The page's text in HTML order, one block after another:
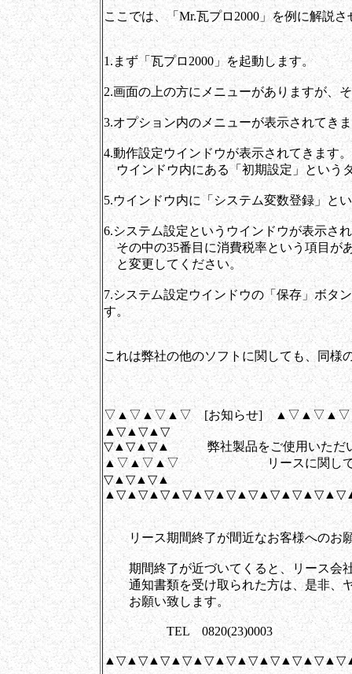
ここでは、「Mr.瓦プロ2000」を例に解説
1.まず「瓦プロ2000」を起動します。
2.画面の上の方にメニューがありますが、
3.オプション内のメニューが表示されてき
4.動作設定ウインドウが表示されてきます。
ウインドウ内にある「初期設定」という
5.ウインドウ内に「システム変数登録」と
6.システム設定というウインドウが表示さ
その中の35番目に消費税率という項目が
と変更してください。
7.システム設定ウインドウの「保存」ボタ
す。
これは弊社の他のソフトに関しても、同様
▽▲▽▲▽▲▽ [お知らせ]
▲▽▲▽▲▽
▽▲▽▲▽▲ 弊社製品をご使用いただい
▲▽▲▽▲▽ リースに関してのお
▽▲▽▲▽▲
リース期間終了が間近なお客様へのお
期間終了が近づいてくると、リース会
通知書類を受け取られた方は、是非、
お願い致します。
TEL 0820(23)0003